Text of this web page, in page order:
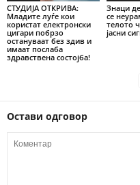
СТУДИЈА ОТКРИВА:
Младите луѓе кои
користат електронски
цигари побрзо
остануваат без здив и
имаат послаба
здравствена состојба!
Знаци
се
телото
јасни
Остави одговор